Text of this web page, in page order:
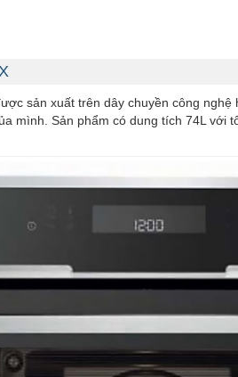
sản xuất trên dây chuyền công
mình. Sản phẩm có dung tích 74L